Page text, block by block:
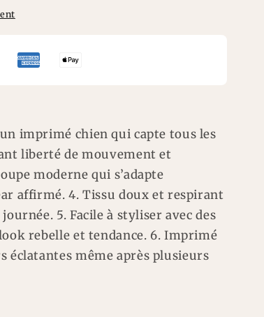
imprimé chien qui capte tous les
liberté de mouvement et
moderne qui s’adapte
affirmé. 4. Tissu doux et respirant
5. Facile à styliser avec des
rebelle et tendance. 6. Imprimé
éclatantes même après plusieurs